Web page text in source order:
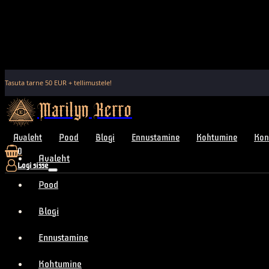
Tasuta tarne 50 EUR + tellimustele!
Marilyn Kerro
Avaleht Pood Blogi Ennustamine Kohtumine
0
Logi sisse
Avaleht
Pood
Blogi
Ennustamine
Kohtumine